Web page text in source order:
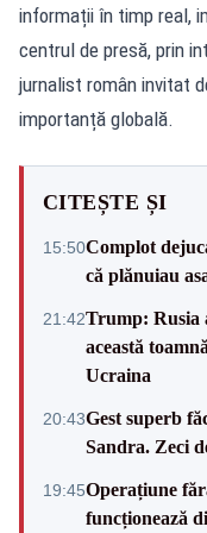
informații în timp real,
centrul de presă, prin
jurnalist român invitat
importanță globală.
CITEȘTE ȘI
15:50Complot
că plănuiau
21:42Trump: Rusia
această
Ucraina
20:43Gest superb
Sandra. Zeci
19:45Operațiune
funcționează